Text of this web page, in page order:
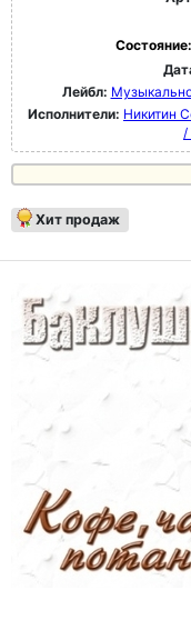
Состояние:
Лейбл:
Исполнители: Никитин
/
Хит продаж